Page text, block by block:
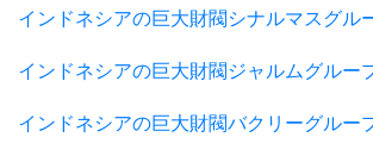
インドネシアの巨大財閥シナルマスグル
インドネシアの巨大財閥ジャルムグルー
インドネシアの巨大財閥バクリーグルー